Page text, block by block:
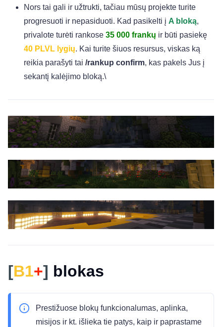
Nors tai gali ir užtrukti, tačiau mūsų projekte turite
progresuoti ir nepasiduoti. Kad pasikelti į A bloką,
privalote turėti rankose 35 000 frankų ir būti pasiekę
40 PLVL lygių. Kai turite šiuos resursus, viskas ką
reikia parašyti tai /rankup confirm, kas pakels Jus į
sekantį kalėjimo bloką.\
[B1+] blokas
Prestižuose blokų funkcionalumas, aplinka,
misijos ir kt. išlieka tie patys, kaip ir paprastame